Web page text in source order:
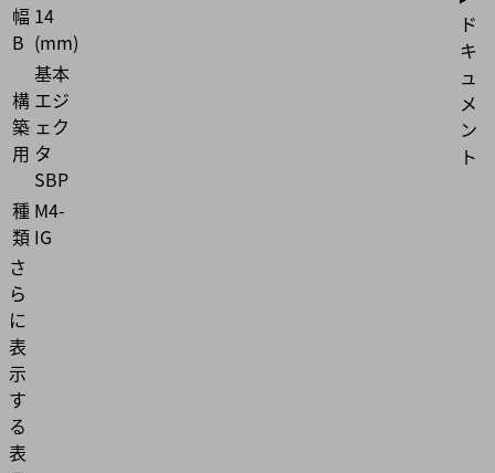
幅
B
14
(mm)
構
築
用
基本
エジ
ェク
タ
SBP
種
類
M4-
IG
さ
ら
に
表
示
す
る
表
ド
キ
ュ
メ
ン
ト